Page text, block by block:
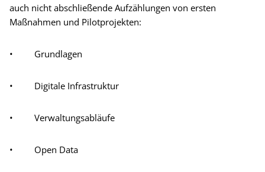
auch nicht abschließende Aufzählungen von ersten
Maßnahmen und Pilotprojekten:
• Grundlagen
• Digitale Infrastruktur
• Verwaltungsabläufe
• Open Data